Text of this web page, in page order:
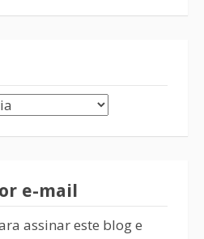
e-mail
assinar este blog e